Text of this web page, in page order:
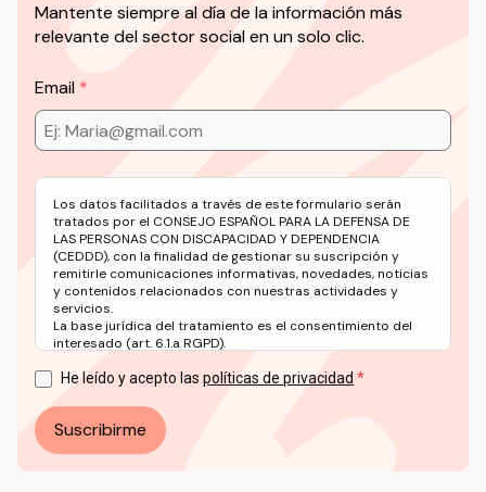
Mantente siempre al día de la información más
relevante del sector social en un solo clic.
Email
Los datos facilitados a través de este formulario serán
tratados por el CONSEJO ESPAÑOL PARA LA DEFENSA DE
LAS PERSONAS CON DISCAPACIDAD Y DEPENDENCIA
(CEDDD), con la finalidad de gestionar su suscripción y
remitirle comunicaciones informativas, novedades, noticias
y contenidos relacionados con nuestras actividades y
servicios.
La base jurídica del tratamiento es el consentimiento del
interesado (art. 6.1.a RGPD).
datos a través del correo electrónico: info@ceddd.org
He leído y acepto las políticas de privacidad
Suscribirme